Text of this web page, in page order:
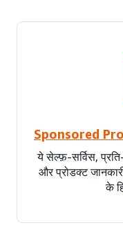
Sponsored
ये सेल्फ़-सर्विस,
और प्रोडक्ट
के